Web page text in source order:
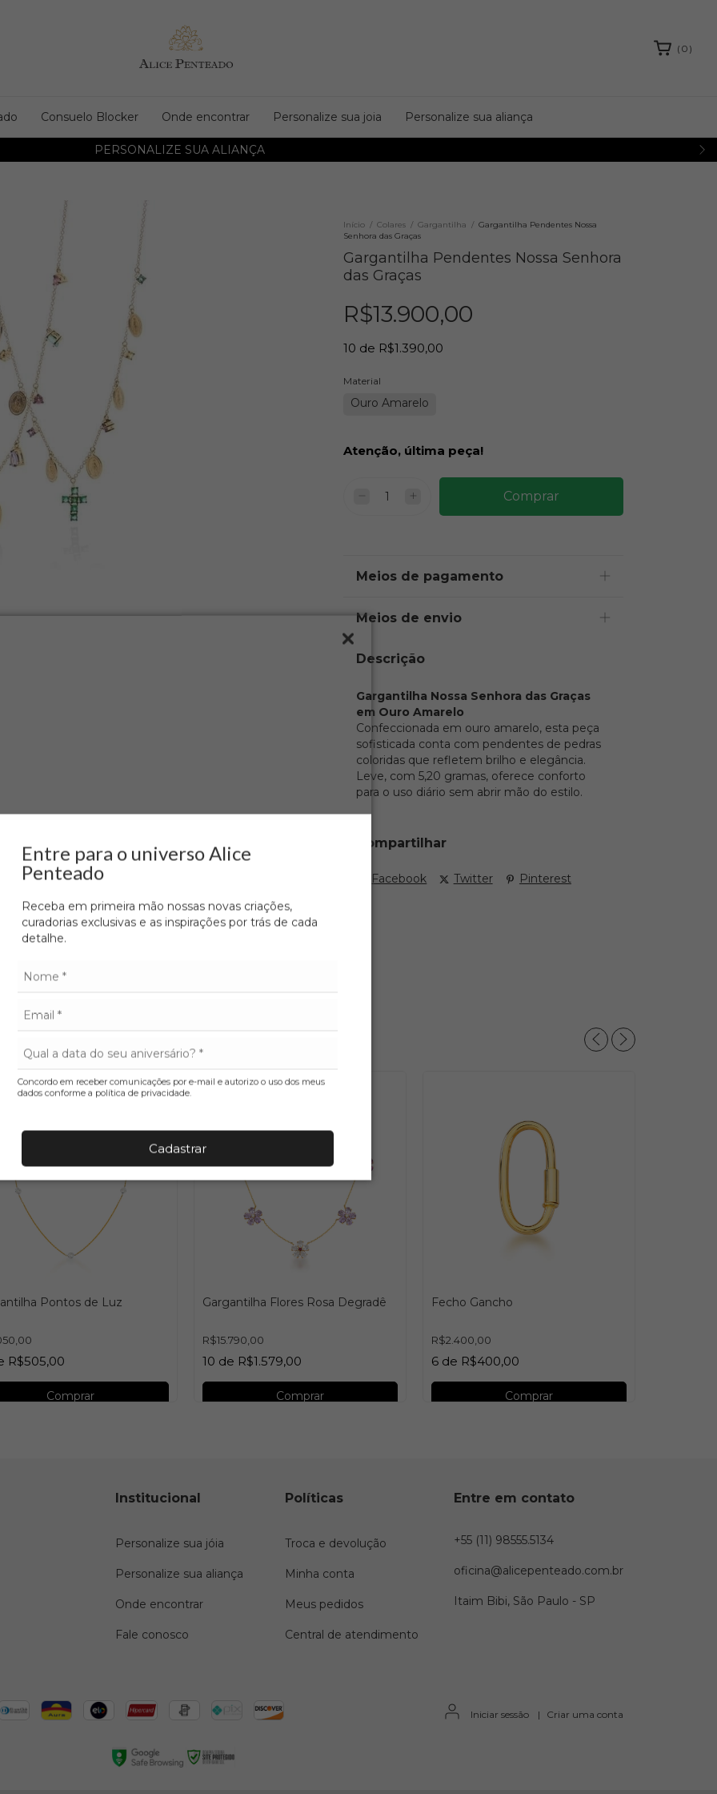
Entre para o universo Alice
Penteado
Receba em primeira mão nossas novas criações,
curadorias exclusivas e as inspirações por trás de cada
detalhe.
Concordo em receber comunicações por e-mail e autorizo o uso dos meus
dados conforme a política de privacidade.
Cadastrar
PERSONALIZE SUA ALIANÇA
( 0 )
Consuelo Blocker Onde encontrar Personalize sua joia Personalize sua aliança
Início / Colares / Gargantilha / Gargantilha Pendentes Nossa
Senhora das Graças
Gargantilha Pendentes Nossa Senhora
das Graças
R$13.900,00
10 de R$1.390,00
Material
Ouro Amarelo
Atenção, última peça!
Meios de pagamento
Meios de envio
Descrição
Gargantilha Nossa Senhora das Graças
em Ouro Amarelo
Confeccionada em ouro amarelo, esta peça
sofisticada conta com pendentes de pedras
coloridas que refletem brilho e elegância.
Leve, com 5,20 gramas, oferece conforto
para o uso diário sem abrir mão do estilo.
Compartilhar
Facebook Twitter Pinterest
Pontos de Luz
R$505,00
Comprar
Gargantilha Flores Rosa Degradê
R$15.790,00
10 de R$1.579,00
Comprar
Fecho Gancho
R$2.400,00
6 de R$400,00
Institucional
Personalize sua jóia
Personalize sua aliança
Onde encontrar
Fale conosco
Políticas
Troca e devolução
Minha conta
Meus pedidos
Central de atendimento
Entre em contato
+55 (11) 98555.5134
oficina@alicepenteado.com.br
Itaim Bibi, São Paulo - SP
Iniciar sessão | Criar uma conta